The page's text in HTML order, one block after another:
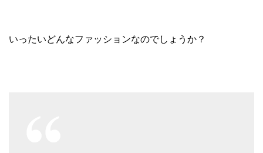
いったいどんなファッションなのでしょうか？